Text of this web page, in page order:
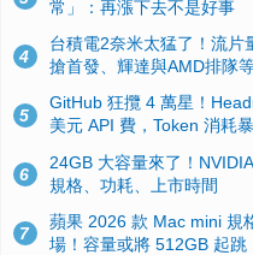
常」：再漲下去不是好事
4
台積電2奈米太猛了！流
搶首發、輝達與AMD排隊
5
GitHub 狂攬 4 萬星！
美元 API 費，Token 消耗
6
24GB 大容量來了！
規格、功耗、上市時間
7
蘋果 2026 款 Mac mini 規
場！容量或將 512GB 起跳